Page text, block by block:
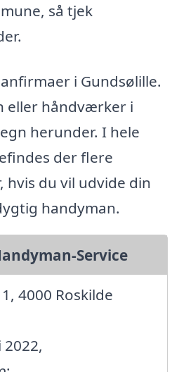
så tjek
i Gundsølille.
eller håndværker i
herunder. I hele
der flere
du vil udvide din
handyman.
Service
4000 Roskilde